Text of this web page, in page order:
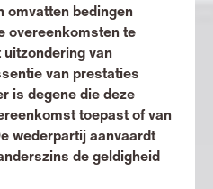
omvatten bedingen
overeenkomsten te
van
van prestaties
is degene die deze
toepast of van
wederpartij aanvaardt
de geldigheid